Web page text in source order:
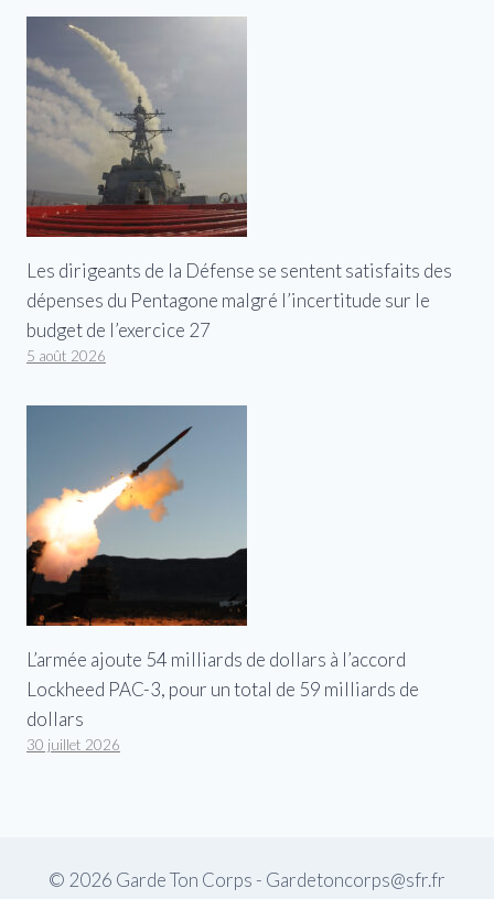
Les dirigeants de la Défense se sentent satisfaits des
dépenses du Pentagone malgré l’incertitude sur le
budget de l’exercice 27
5 août 2026
L’armée ajoute 54 milliards de dollars à l’accord
Lockheed PAC-3, pour un total de 59 milliards de
dollars
30 juillet 2026
© 2026 Garde Ton Corps - Gardetoncorps@sfr.fr